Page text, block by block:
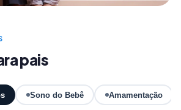
pais
Sono do Bebê Amamentação